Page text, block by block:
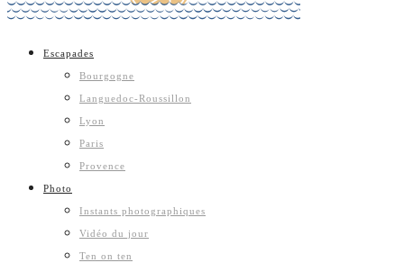
Escapades
Bourgogne
Languedoc-Roussillon
Lyon
Paris
Provence
Photo
Instants photographiques
Vidéo du jour
Ten on ten